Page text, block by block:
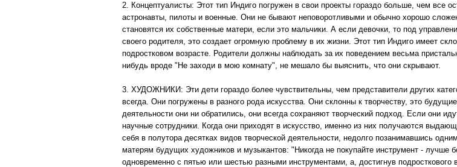
2. Концептуалисты: Этот тип Индиго погружен в свои проекты гораздо больше, чем все
астронавты, пилоты и военные. Они не бывают неповоротливыми и обычно хорошо
становятся их собственные матери, если это мальчики. А если девочки, то под
своего родителя, это создает огромную проблему в их жизни. Этот тип Индиго имеет
подростковом возрасте. Родители должны наблюдать за их поведением весьма
нибудь вроде "Не заходи в мою комнату", не мешало бы выяснить, что они скрывают.
3. ХУДОЖНИКИ: Эти дети гораздо более чувствительны, чем представители других
всегда. Они погружены в разного рода искусства. Они склонны к творчеству, это
деятельности они ни обратились, они всегда сохраняют творческий подход. Если они
научные сотрудники. Когда они приходят в искусство, именно из них получаются
себя в полутора десятках видов творческой деятельности, недолго позанимавшись
матерям будущих художников и музыкантов: "Никогда не покупайте инструмент - лучше
одновременно с пятью или шестью разными инструментами, а, достигнув подросткового